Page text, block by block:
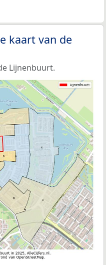
kaart van de
Lijnenbuurt.